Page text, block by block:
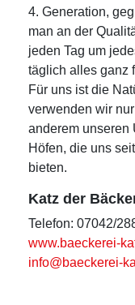
4. Generation,
man an der
jeden Tag um
täglich alles ganz
Für uns ist die
verwenden wir
anderem unseren
Höfen, die uns
bieten.
Katz der
Telefon: 07042/
www.baeckerei-
info@baeckerei-